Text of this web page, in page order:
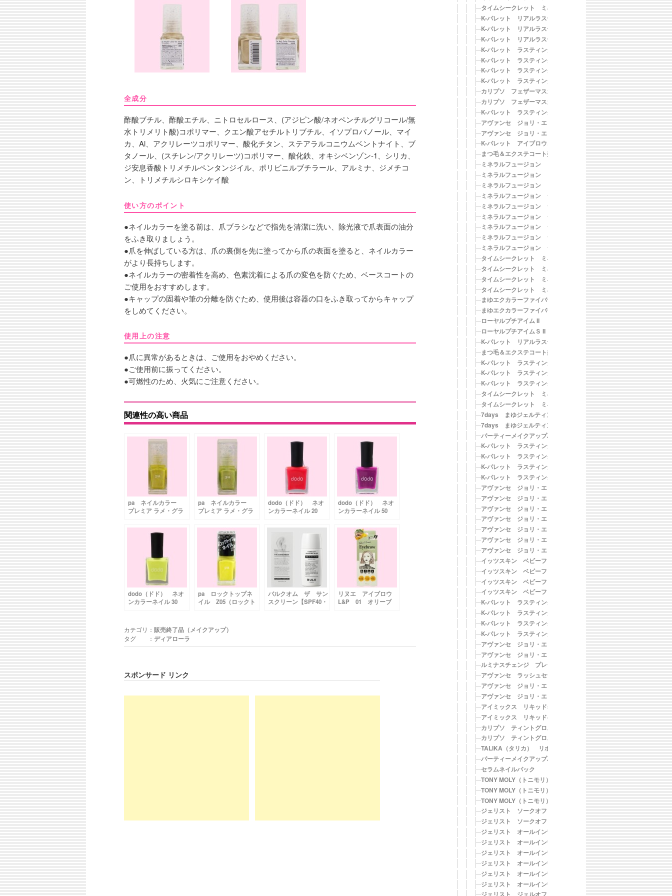
全成分
酢酸ブチル、酢酸エチル、ニトロセルロース、(アジピン酸/ネオペンチルグリコール/無
水トリメリト酸)コポリマー、クエン酸アセチルトリブチル、イソプロパノール、マイ
カ、Al、アクリレーツコポリマー、酸化チタン、ステアラルコニウムベントナイト、ブ
タノール、(スチレン/アクリレーツ)コポリマー、酸化鉄、オキシベンゾン-1、シリカ、
ジ安息香酸トリメチルペンタンジイル、ポリビニルブチラール、アルミナ、ジメチコ
ン、トリメチルシロキシケイ酸
使い方のポイント
●ネイルカラーを塗る前は、爪ブラシなどで指先を清潔に洗い、除光液で爪表面の油分
をふき取りましょう。
●爪を伸ばしている方は、爪の裏側を先に塗ってから爪の表面を塗ると、ネイルカラー
がより長持ちします。
●ネイルカラーの密着性を高め、色素沈着による爪の変色を防ぐため、ベースコートの
ご使用をおすすめします。
●キャップの固着や筆の分離を防ぐため、使用後は容器の口をふき取ってからキャップ
をしめてください。
使用上の注意
●爪に異常があるときは、ご使用をおやめください。
●ご使用前に振ってください。
●可燃性のため、火気にご注意ください。
関連性の高い商品
pa ネイルカラー
プレミア ラメ・グラ
イエロー）
pa ネイルカラー
プレミア ラメ・グラ
グリーン）
dodo（ドド） ネオ
ンカラーネイル 20
dodo（ドド） ネオ
ンカラーネイル 50
dodo（ドド） ネオ
ンカラーネイル 30
pa ロックトップネ
イル Z05（ロックト
バルクオム ザ サン
スクリーン【SPF40・
リヌエ アイブロウ
L&P 01 オリーブ
カテゴリ： 販売終了品（メイクアップ）
タグ ： ディアローラ
スポンサード リンク
タイムシークレット ミネラルベース＆ミネラルUVパウダー ミディ
K-パレット リアルラスティングアイライナー24hWP［FSB スーパー
K-パレット リアルラスティングアイライナー24hWP［FBB ブラウ
K-パレット リアルラスティングアイライナー24hWP［FDB ディー
K-パレット ラスティングアイブロウ ティント［F01 ライトブラウン
K-パレット ラスティングアイブロウ ティント［F02 ナチュラルブラ
K-パレット ラスティングアイブロウ ティント［F03 モカブラウン］
K-パレット ラスティングアイブロウ ティント［F04 スモーキーブラ
カリプソ フェザーマスカラ ロング
カリプソ フェザーマスカラ ボリューム
K-パレット ラスティングアイブロウ ティント［04 スモーキーブラ
アヴァンセ ジョリ・エ ジョリ・エ ディープブラック
アヴァンセ ジョリ・エ ジョリ・エ ディープブラウン
K-パレット アイブロウコート WP
まつ毛＆エクステコート美容液 ファイバーインブラック
ミネラルフュージョン リキッドリップグロス DELICATE
ミネラルフュージョン リキッドリップグロス REFLECT
ミネラルフュージョン リキッドリップグロス HEAT
ミネラルフュージョン シアーモイスチャーリップティント
ミネラルフュージョン シアーモイスチャーリップティント
ミネラルフュージョン シアーモイスチャーリップティント GLOW
ミネラルフュージョン シアーモイスチャーリップティント
ミネラルフュージョン シアーモイスチャーリップティント
ミネラルフュージョン シアーモイスチャーリップティント
タイムシークレット ミネラルUVパウダー 03（ミディアムオークル
タイムシークレット ミネラルUVシアーリップ クリア
タイムシークレット ミネラルUVシアーリップ ピュアローズ
タイムシークレット ミネラルUVシアーリップ ヌードベージュ
まゆエクカラーファイバーマスカラ アッシュブラウン
まゆエクカラーファイバーマスカラ ナチュラルブラウン
ローヤルプチアイム II
ローヤルプチアイムＳ II
K-パレット リアルラスティングアイライナー24hWP［NBK ナチュ
まつ毛＆エクステコート美容液 クリアブラック
K-パレット ラスティングアイブロウ ティント［01 ライトブラウン］
K-パレット ラスティングアイブロウ ティント［02 ナチュラルブラ
K-パレット ラスティングアイブロウ ティント［03 モカブラウン］
タイムシークレット ミネラルベース＆ミネラルUVパウダーキット
タイムシークレット ミネラルベース＆ミネラルUVパウダーキット
7days まゆジェルティント アッシュブラウン
7days まゆジェルティント ナチュラルブラウン
パーティーメイクアップパレット 2016
K-パレット ラスティングスリーウェイアイブロウ ペンシル 01 ラ
K-パレット ラスティングスリーウェイアイブロウ ペンシル 02 ナ
K-パレット ラスティングスリーウェイアイブロウ ペンシル 03 モ
K-パレット ラスティングスリーウェイアイブロウ ペンシル 04 グ
アヴァンセ ジョリ・エ ジョリ・エ クリーミィアイライナー〈ロー
アヴァンセ ジョリ・エ ジョリ・エ クリーミィアイライナー〈ガー
アヴァンセ ジョリ・エ ジョリ・エ クリーミィアイライナー〈ミン
アヴァンセ ジョリ・エ ジョリ・エ クリーミィアイライナー〈ヒヤ
アヴァンセ ジョリ・エ ジョリ・エ クリーミィアイライナー〈パン
アヴァンセ ジョリ・エ ジョリ・エ リキッドコンシーラー 01（ライ
アヴァンセ ジョリ・エ ジョリ・エ リキッドコンシーラー 02（ナチ
イッツスキン ベビーフェイス スティックティント リップカラ
イッツスキン ベビーフェイス スティックティント リップカラ
イッツスキン ベビーフェイス スティックティント リップカラ
イッツスキン ベビーフェイス スティックリムーバー リップ＆ア
K-パレット ラスティングツーウェイアイブロウ リキッド 01 ライ
K-パレット ラスティングツーウェイアイブロウ リキッド 02 ナチ
K-パレット ラスティングツーウェイアイブロウ リキッド 03 モカ
K-パレット ラスティングツーウェイアイブロウ リキッド 04 グレ
アヴァンセ ジョリ・エ ジョリ・エ ネイビー
アヴァンセ ジョリ・エ ジョリ・エ ボルドー
ルミナスチェンジ プレシオサ社製 高級チェコクリスタル 04（サ
アヴァンセ ラッシュセラムＮ トゥイーティー
アヴァンセ ジョリ・エ ジョリ・エ トゥイーティー スーパーブラ
アヴァンセ ジョリ・エ ジョリ・エ トゥイーティー ブラウン
アイミックス リキッド×マスカラ 数量限定・漆黒ブラックセット
アイミックス リキッド×マスカラ 数量限定・ネイビーブラックセッ
カリプソ ティントグロス 01 ベビーピンク
カリプソ ティントグロス 02 アップルルージュ
TALIKA（タリカ） リポシルズ アイブロウセラム
パーティーメイクアップパレット
セラムネイルパック
TONY MOLY（トニモリ） ティントネイル 01 チェリーピンク
TONY MOLY（トニモリ） ティントネイル 02 レッド
TONY MOLY（トニモリ） ティントネイル 03 オレンジ
ジェリスト ソークオフ カラージェル No.30 ストロベリー
ジェリスト ソークオフ カラージェル No.31 ソーダ
ジェリスト オールインワン カラージェル No.1 クリア
ジェリスト オールインワン カラージェル No.4 ソフトイエロー
ジェリスト オールインワン カラージェル No.6 ソフトラベンダー
ジェリスト オールインワン カラージェル No.9 サーモンピンク
ジェリスト オールインワン カラージェル No.11 レッド
ジェリスト オールインワン カラージェル No.12 キャメルベージュ
ジェリスト ジェルオフ クリームリムーバー